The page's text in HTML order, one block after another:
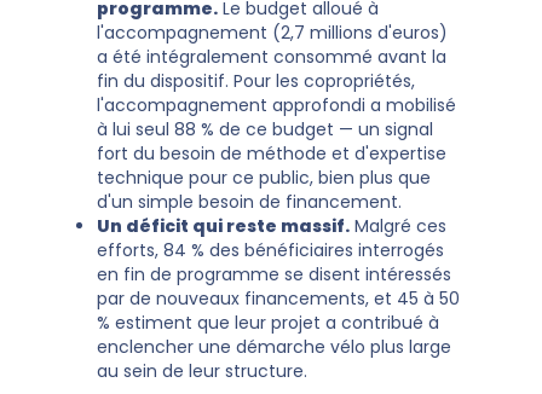
programme. Le budget alloué à
l'accompagnement (2,7 millions d'euros)
a été intégralement consommé avant la
fin du dispositif. Pour les copropriétés,
l'accompagnement approfondi a mobilisé
à lui seul 88 % de ce budget — un signal
fort du besoin de méthode et d'expertise
technique pour ce public, bien plus que
d'un simple besoin de financement.
Un déficit qui reste massif. Malgré ces
efforts, 84 % des bénéficiaires interrogés
en fin de programme se disent intéressés
par de nouveaux financements, et 45 à 50
% estiment que leur projet a contribué à
enclencher une démarche vélo plus large
au sein de leur structure.